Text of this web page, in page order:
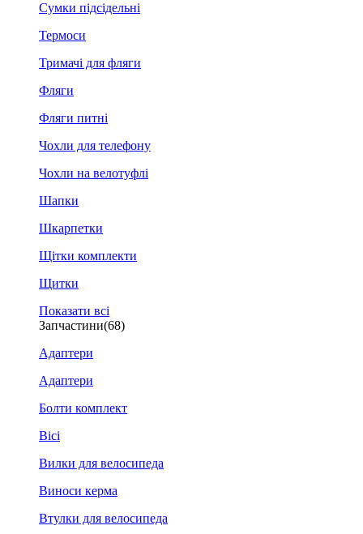
Сумки підсідельні
Термоси
Тримачі для фляги
Фляги
Фляги питні
Чохли для телефону
Чохли на велотуфлі
Шапки
Шкарпетки
Щітки комплекти
Щитки
Показати всі
Запчастини(68)
Адаптери
Адаптери
Болти комплект
Вісі
Вилки для велосипеда
Виноси керма
Втулки для велосипеда